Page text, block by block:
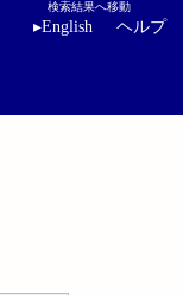
検索結果へ移動
▸English ヘルプ